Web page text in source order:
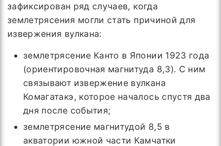
зафиксирован ряд случаев, когда
землетрясения могли стать причиной для
извержения вулкана:
землетрясение Канто в Японии 1923 года
(ориентировочная магнитуда 8,3). С ним
связывают извержение вулкана
Комагатакэ, которое началось спустя два
дня после события;
землетрясение магнитудой 8,5 в
акватории южной части Камчатки